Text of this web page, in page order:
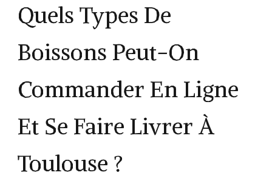
Quels Types De
Boissons Peut-On
Commander En Ligne
Et Se Faire Livrer À
Toulouse ?